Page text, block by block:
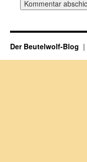
Der Beutelwolf-Blog